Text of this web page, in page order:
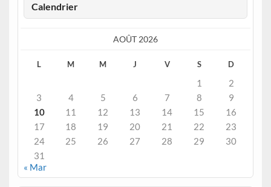
Calendrier
AOÛT 2026
L M M J V S D
1
2
3
4 5 6 7 8
9
10
11 12 13 14 15
16
17
18 19 20 21 22
23
24
25 26 27 28 29
30
31
« Mar